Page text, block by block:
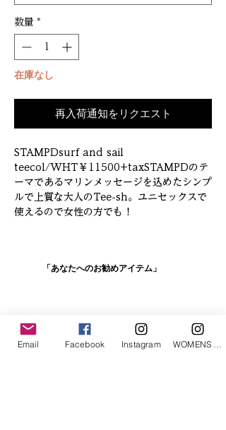
数量 *
在庫なし
再入荷通知をリクエスト
STAMPDsurf and sail
teecol/WHT￥11500+taxSTAMPDのテ
ーマであるマリンメッセージを込めたシンプ
ルで上質な大人のTee-sh。ユニセックスで
使えるので女性の方でも！
「あなたへのお勧めアイテム」
Email Facebook Instagram